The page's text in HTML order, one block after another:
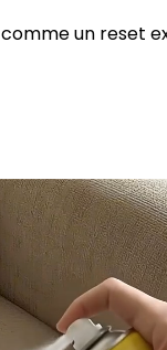
un reset